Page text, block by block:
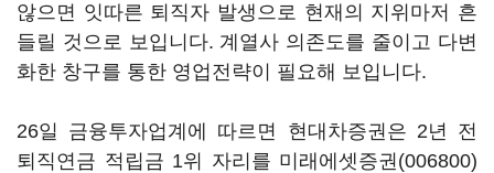
않으면 잇따른 퇴직자 발생으로 현재의 지위마저 흔
들릴 것으로 보입니다. 계열사 의존도를 줄이고 다변
화한 창구를 통한 영업전략이 필요해 보입니다.
26일 금융투자업계에 따르면 현대차증권은 2년 전
퇴직연금 적립금 1위 자리를 미래에셋증권(006800)